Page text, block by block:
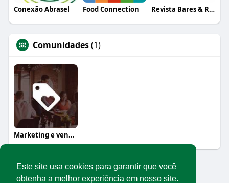
Este site usa cookies para garantir que você
obtenha a melhor experiência em nosso site.
Conexão Abrasel Food Connection Revista Bares & Restaurantes
Comunidades(1)
Marketing e vendas